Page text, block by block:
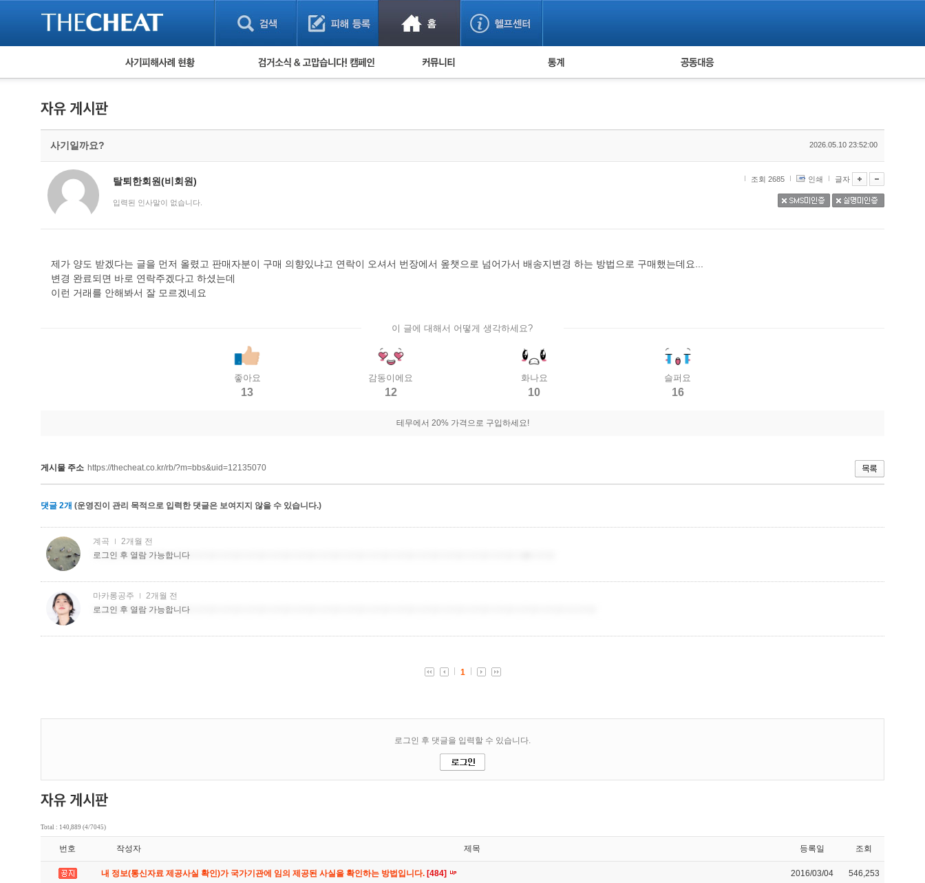
피해사례 현황
유해사이트 목록
비공개 피해사례
워킹홀리데이 피해사례
검거 소식 사기 예방했어요! 누적 피해사례 통계 피해자 공동대응
사기일까요? 2026.05.10 23:52:00
탈퇴한회원(비회원)
입력된 인사말이 없습니다.
조회 2685 인쇄 글자
제가 양도 받겠다는 글을 먼저 올렸고 판매자분이 구매 의향있냐고 연락이 오셔서 번장에서 옾챗으로 넘어가서 배송지변경 하는 방법으로 구매했는데요...
변경 완료되면 바로 연락주겠다고 하셨는데
이런 거래를 안해봐서 잘 모르겠네요
이 글에 대해서 어떻게 생각하세요?
좋아요
13
감동이에요
12
화나요
10
슬퍼요
16
테무에서 20% 가격으로 구입하세요!
게시물 주소 https://thecheat.co.kr/rb/?m=bbs&uid=12135070
댓글 2개 (운영진이 관리 목적으로 입력한 댓글은 보여지지 않을 수 있습니다.)
Total : 140,889 (4/7045)
번호 작성자 제목 등록일 조회
내 정보(통신자료 제공사실 확인)가 국가기관에 임의 제공된 사실을 확인하는 방법입니다. [484] 2016/03/04 546,253